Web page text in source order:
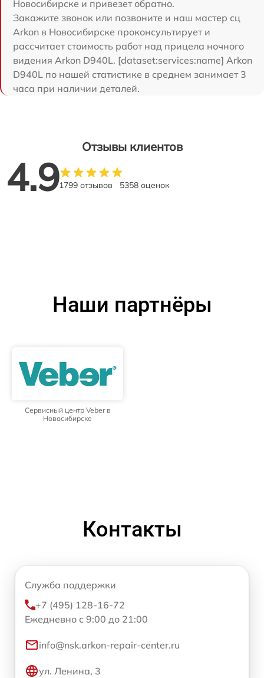
Новосибирске и привезет обратно.
Закажите звонок или позвоните и наш мастер сц
Arkon в Новосибирске проконсультирует и
рассчитает стоимость работ над прицела ночного
видения Arkon D940L. [dataset:services:name] Arkon
D940L по нашей статистике в среднем занимает 3
часа при наличии деталей.
Отзывы клиентов
4.91799 отзывов 5358 оценок
Наши партнёры
Сервисный центр Veber в
Новосибирске
Контакты
Служба поддержки
+7 (495) 128-16-72
Ежедневно с 9:00 до 21:00
info@nsk.arkon-repair-center.ru
ул. Ленина, 3